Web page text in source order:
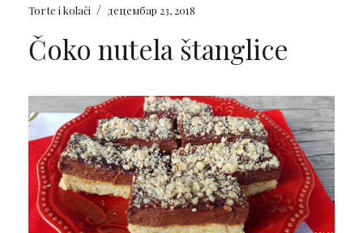
Torte i kolači / децембар 23, 2018
Čoko nutela štanglice